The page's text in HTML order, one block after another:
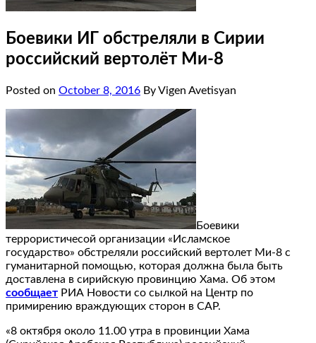
Боевики ИГ обстреляли в Сирии
российский вертолёт Ми-8
Posted on October 8, 2016 By Vigen Avetisyan
Боевики
террористичесой организации «Исламское
государство» обстреляли российский вертолет Ми-8 с
гуманитарной помощью, которая должна была быть
доставлена в сирийскую провинцию Хама. Об этом
сообщает РИА Новости со сылкой на Центр по
примирению враждующих сторон в САР.
«8 октября около 11.00 утра в провинции Хама